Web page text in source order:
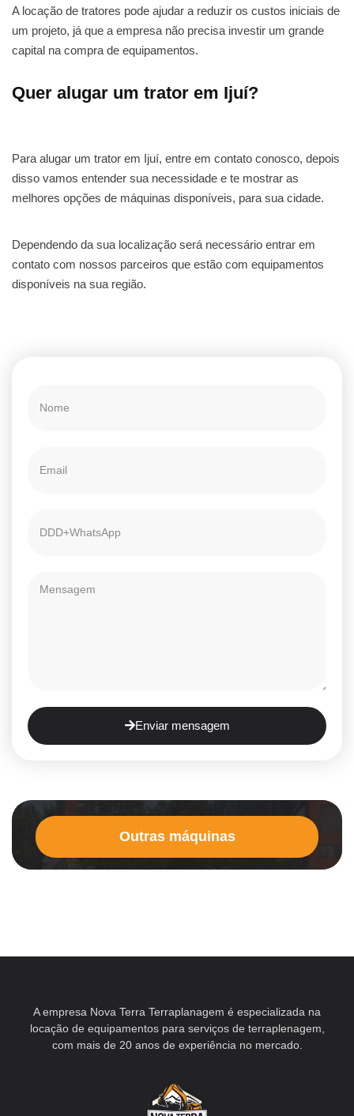
A locação de tratores pode ajudar a reduzir os custos iniciais de
um projeto, já que a empresa não precisa investir um grande
capital na compra de equipamentos.
Quer alugar um trator em Ijuí?
Para alugar um trator em Ijuí, entre em contato conosco, depois
disso vamos entender sua necessidade e te mostrar as
melhores opções de máquinas disponíveis, para sua cidade.
Dependendo da sua localização será necessário entrar em
contato com nossos parceiros que estão com equipamentos
disponíveis na sua região.
Enviar mensagem
Outras máquinas
A empresa Nova Terra Terraplanagem é especializada na
locação de equipamentos para serviços de terraplenagem,
com mais de 20 anos de experiência no mercado.